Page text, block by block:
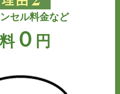
セル料金など
０ 円